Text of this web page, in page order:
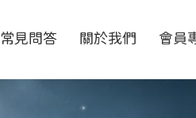
常見問答 關於我們 會員